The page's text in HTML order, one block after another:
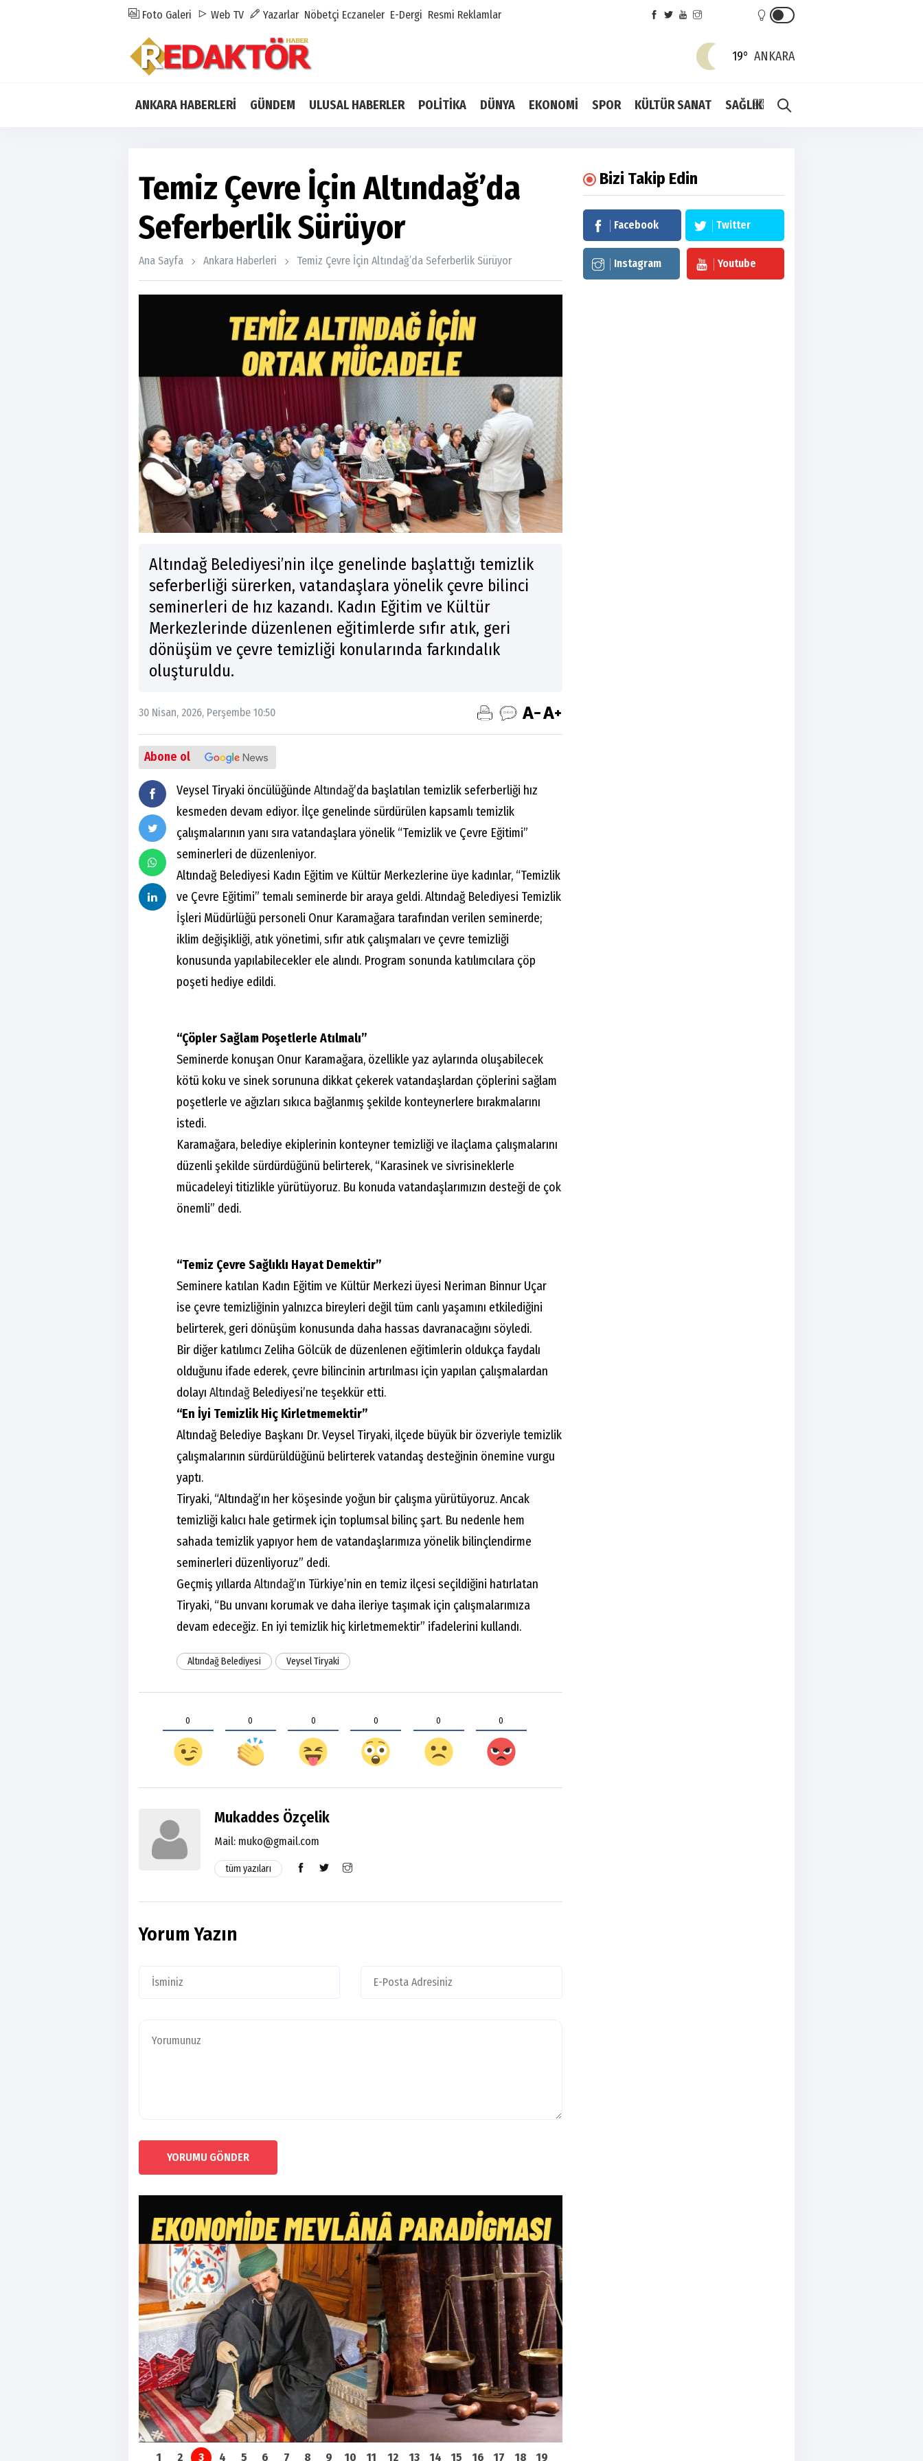
Foto Galeri Web TV Yazarlar Nöbetçi Eczaneler E-Dergi Resmi Reklamlar
19° ANKARA
ANKARA HABERLERİ GÜNDEM ULUSAL HABERLER POLİTİKA DÜNYA EKONOMİ SPOR KÜLTÜR SANAT SAĞLIK
Temiz Çevre İçin Altındağ’da
Seferberlik Sürüyor
Ana Sayfa Ankara Haberleri Temiz Çevre İçin Altındağ’da Seferberlik Sürüyor
Altındağ Belediyesi’nin ilçe genelinde başlattığı temizlik
seferberliği sürerken, vatandaşlara yönelik çevre bilinci
seminerleri de hız kazandı. Kadın Eğitim ve Kültür
Merkezlerinde düzenlenen eğitimlerde sıfır atık, geri
dönüşüm ve çevre temizliği konularında farkındalık
oluşturuldu.
30 Nisan, 2026, Perşembe 10:50
Abone ol
Veysel Tiryaki öncülüğünde Altındağ’da başlatılan temizlik seferberliği hız
kesmeden devam ediyor. İlçe genelinde sürdürülen kapsamlı temizlik
çalışmalarının yanı sıra vatandaşlara yönelik “Temizlik ve Çevre Eğitimi”
seminerleri de düzenleniyor.
Altındağ Belediyesi Kadın Eğitim ve Kültür Merkezlerine üye kadınlar, “Temizlik
ve Çevre Eğitimi” temalı seminerde bir araya geldi. Altındağ Belediyesi Temizlik
İşleri Müdürlüğü personeli Onur Karamağara tarafından verilen seminerde;
iklim değişikliği, atık yönetimi, sıfır atık çalışmaları ve çevre temizliği
konusunda yapılabilecekler ele alındı. Program sonunda katılımcılara çöp
poşeti hediye edildi.
“Çöpler Sağlam Poşetlerle Atılmalı”
Seminerde konuşan Onur Karamağara, özellikle yaz aylarında oluşabilecek
kötü koku ve sinek sorununa dikkat çekerek vatandaşlardan çöplerini sağlam
poşetlerle ve ağızları sıkıca bağlanmış şekilde konteynerlere bırakmalarını
istedi.
Karamağara, belediye ekiplerinin konteyner temizliği ve ilaçlama çalışmalarını
düzenli şekilde sürdürdüğünü belirterek, “Karasinek ve sivrisineklerle
mücadeleyi titizlikle yürütüyoruz. Bu konuda vatandaşlarımızın desteği de çok
önemli” dedi.
“Temiz Çevre Sağlıklı Hayat Demektir”
Seminere katılan Kadın Eğitim ve Kültür Merkezi üyesi Neriman Binnur Uçar
ise çevre temizliğinin yalnızca bireyleri değil tüm canlı yaşamını etkilediğini
belirterek, geri dönüşüm konusunda daha hassas davranacağını söyledi.
Bir diğer katılımcı Zeliha Gölcük de düzenlenen eğitimlerin oldukça faydalı
olduğunu ifade ederek, çevre bilincinin artırılması için yapılan çalışmalardan
dolayı AltındağBelediyesi’ne teşekkür etti.
“En İyi Temizlik Hiç Kirletmemektir”
Altındağ Belediye Başkanı Dr. Veysel Tiryaki, ilçede büyük bir özveriyle temizlik
çalışmalarının sürdürüldüğünü belirterek vatandaş desteğinin önemine vurgu
yaptı.
Tiryaki, “Altındağ’ın her köşesinde yoğun bir çalışma yürütüyoruz. Ancak
temizliği kalıcı hale getirmek için toplumsal bilinç şart. Bu nedenle hem
sahada temizlik yapıyor hem de vatandaşlarımıza yönelik bilinçlendirme
seminerleri düzenliyoruz” dedi.
Geçmiş yıllardaAltındağ’ın Türkiye’nin en temiz ilçesi seçildiğini hatırlatan
Tiryaki, “Bu unvanı korumak ve daha ileriye taşımak için çalışmalarımıza
devam edeceğiz. En iyi temizlik hiç kirletmemektir” ifadelerini kullandı.
Altındağ Belediyesi Veysel Tiryaki
0 0 0 0 0 0
Mukaddes Özçelik
Mail: muko@gmail.com
tüm yazıları
Yorum Yazın
YORUMU GÖNDER
1 2 3 4 5 6 7 8 9 10 11 12 13 14 15 16 17 18 19
Bizi Takip Edin
Facebook Twitter
Instagram Youtube